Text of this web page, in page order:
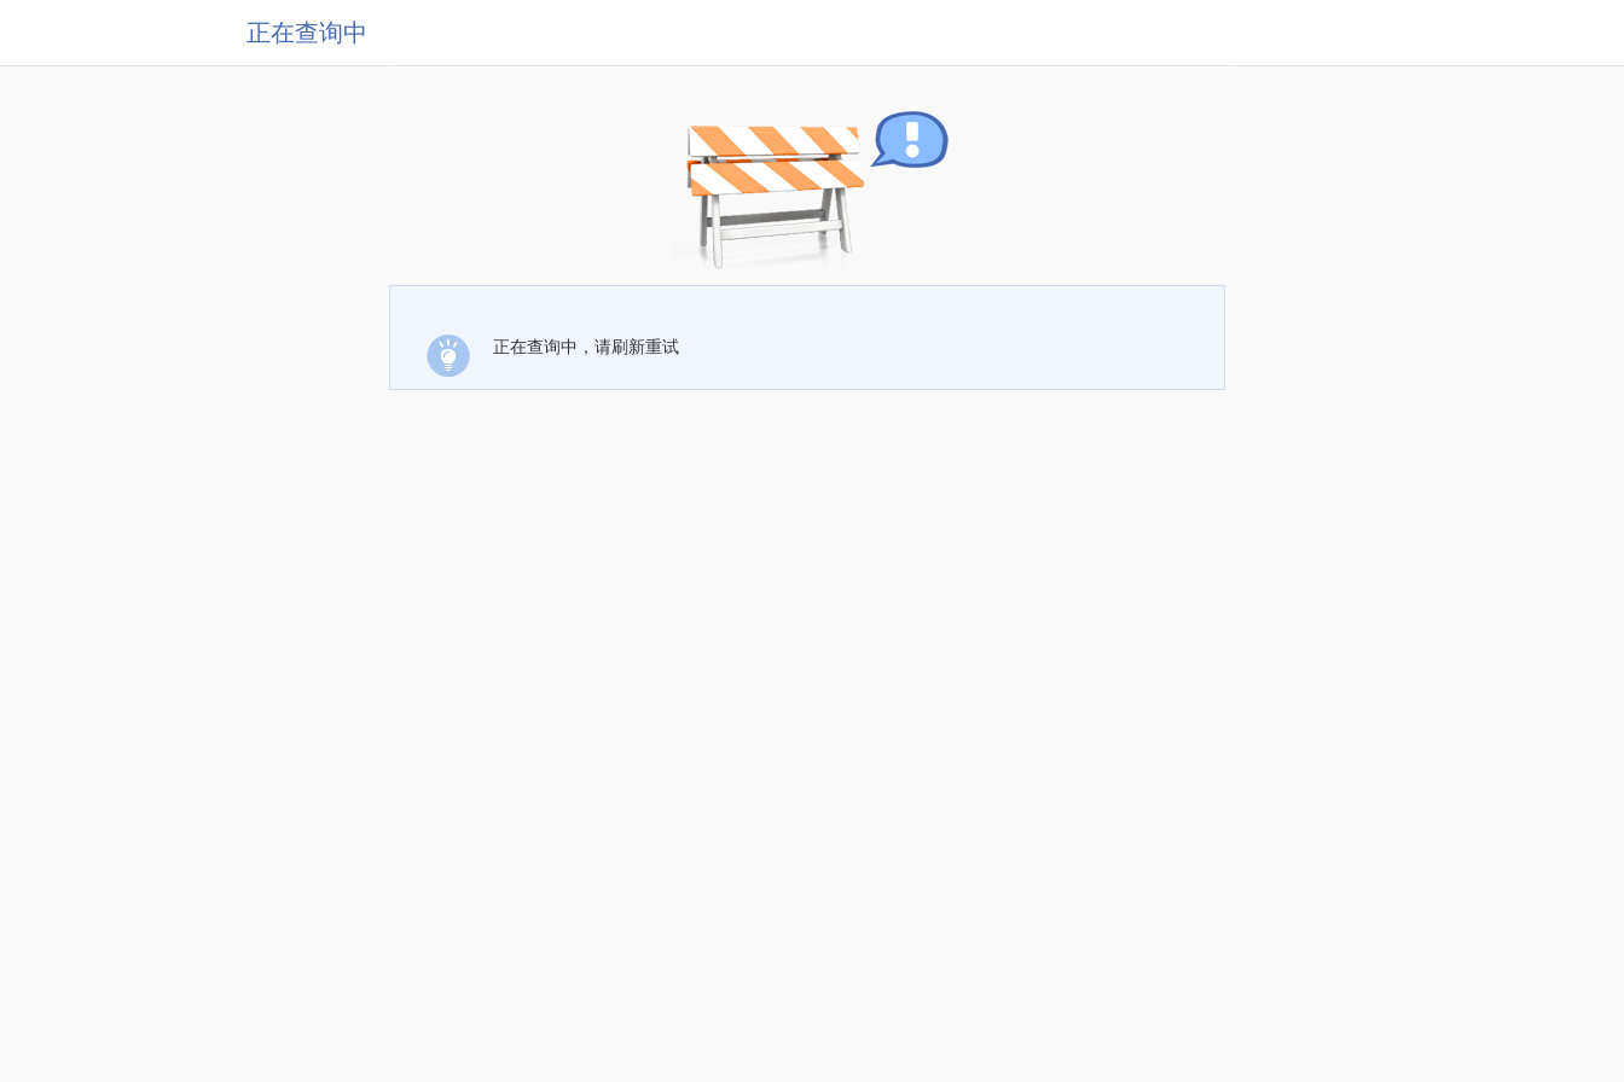
正在查询中
正在查询中，请刷新重试